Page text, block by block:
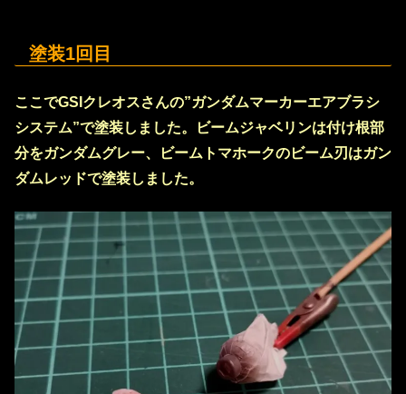
塗装1回目
ここでGSIクレオスさんの”ガンダムマーカーエアブラシ
システム”で塗装しました。ビームジャベリンは付け根部
分をガンダムグレー、ビームトマホークのビーム刃はガン
ダムレッドで塗装しました。